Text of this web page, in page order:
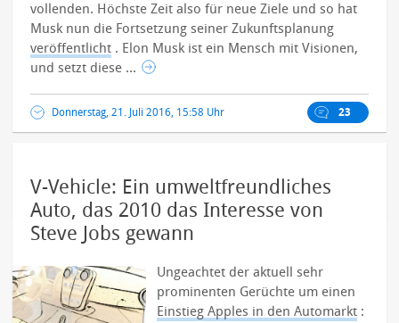
vollenden. Höchste Zeit also für neue Ziele und so hat
Musk nun die Fortsetzung seiner Zukunftsplanung
veröffentlicht . Elon Musk ist ein Mensch mit Visionen,
und setzt diese ...
Donnerstag, 21. Juli 2016, 15:58 Uhr 23
V-Vehicle: Ein umweltfreundliches
Auto, das 2010 das Interesse von
Steve Jobs gewann
Ungeachtet der aktuell sehr
prominenten Gerüchte um einen
Einstieg Apples in den Automarkt :